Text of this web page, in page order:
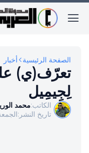
الصفحة الرئيسية أخبار
تعرّف(ي)
لِجِيمِيل
الكاتب:محمد
تاريخ النشر:الجمعة,